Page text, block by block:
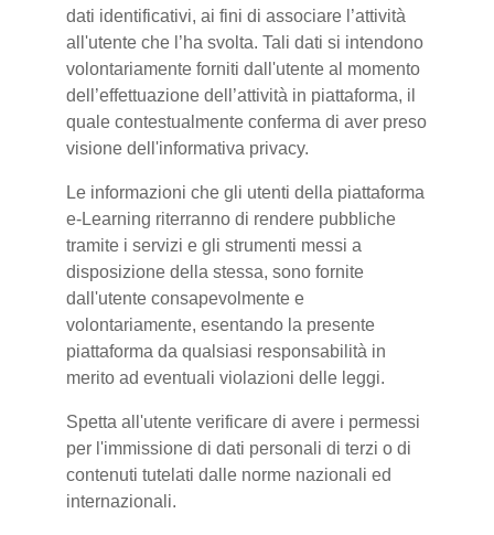
dati identificativi, ai fini di associare l’attività
all'utente che l’ha svolta. Tali dati si intendono
volontariamente forniti dall'utente al momento
dell’effettuazione dell’attività in piattaforma, il
quale contestualmente conferma di aver preso
visione dell'informativa privacy.
Le informazioni che gli utenti della piattaforma
e-Learning riterranno di rendere pubbliche
tramite i servizi e gli strumenti messi a
disposizione della stessa, sono fornite
dall'utente consapevolmente e
volontariamente, esentando la presente
piattaforma da qualsiasi responsabilità in
merito ad eventuali violazioni delle leggi.
Spetta all'utente verificare di avere i permessi
per l'immissione di dati personali di terzi o di
contenuti tutelati dalle norme nazionali ed
internazionali.